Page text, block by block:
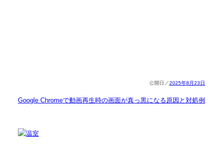
2025年8月23日
Google Chromeで動画再生時の画面が真っ黒になる原因と対処例